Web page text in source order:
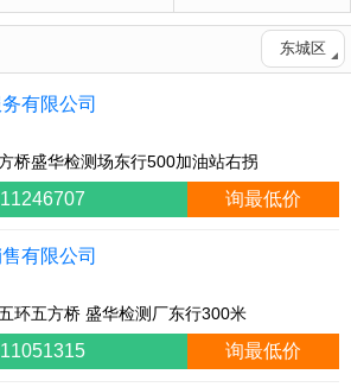
东城区
有限公司
桥盛华检测场东行500加油站右拐
询最低价
有限公司
环五方桥 盛华检测厂东行300米
询最低价